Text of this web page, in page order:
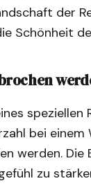
der
Schönheit
speziellen
bei einem
werden. Die
zu